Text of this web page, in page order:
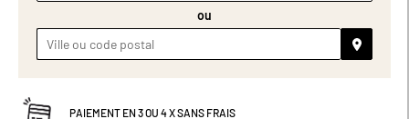
ou
PAIEMENT EN 3 OU 4 X SANS FRAIS